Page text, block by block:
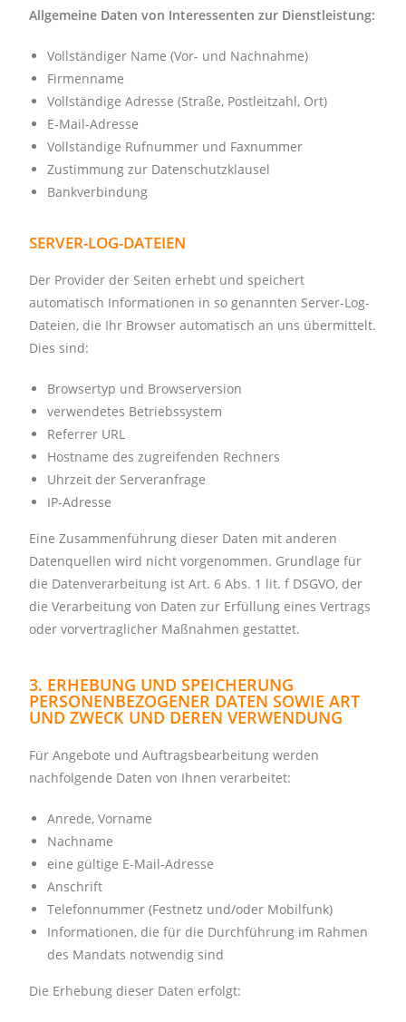
Allgemeine Daten von Interessenten zur Dienstleistung:
Vollständiger Name (Vor- und Nachnahme)
Firmenname
Vollständige Adresse (Straße, Postleitzahl, Ort)
E-Mail-Adresse
Vollständige Rufnummer und Faxnummer
Zustimmung zur Datenschutzklausel
Bankverbindung
SERVER-LOG-DATEIEN
Der Provider der Seiten erhebt und speichert
automatisch Informationen in so genannten Server-Log-
Dateien, die Ihr Browser automatisch an uns übermittelt.
Dies sind:
Browsertyp und Browserversion
verwendetes Betriebssystem
Referrer URL
Hostname des zugreifenden Rechners
Uhrzeit der Serveranfrage
IP-Adresse
Eine Zusammenführung dieser Daten mit anderen
Datenquellen wird nicht vorgenommen. Grundlage für
die Datenverarbeitung ist Art. 6 Abs. 1 lit. f DSGVO, der
die Verarbeitung von Daten zur Erfüllung eines Vertrags
oder vorvertraglicher Maßnahmen gestattet.
3. ERHEBUNG UND SPEICHERUNG
PERSONENBEZOGENER DATEN SOWIE ART
UND ZWECK UND DEREN VERWENDUNG
Für Angebote und Auftragsbearbeitung werden
nachfolgende Daten von Ihnen verarbeitet:
Anrede, Vorname
Nachname
eine gültige E-Mail-Adresse
Anschrift
Telefonnummer (Festnetz und/oder Mobilfunk)
Informationen, die für die Durchführung im Rahmen
des Mandats notwendig sind
Die Erhebung dieser Daten erfolgt: